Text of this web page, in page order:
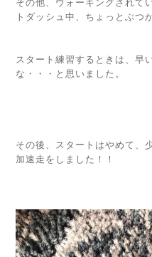
その他、ウォーキングされて
トダッシュ中、ちょっとぶつ
スタート練習するときは、早
な・・・と思いました。
その後、スタートはやめて、
加速走をしました！！